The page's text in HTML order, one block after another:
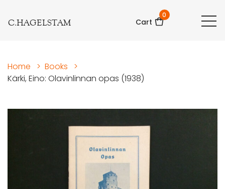
C.HAGELSTAM Cart
0
Home > Books
>
Kärki, Eino: Olavinlinnan opas (1938)